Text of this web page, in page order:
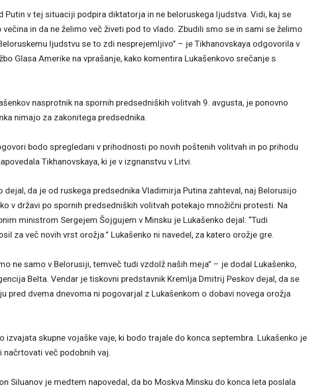
Putin v tej situaciji podpira diktatorja in ne beloruskega ljudstva. Vidi, kaj se
in da ne želimo več živeti pod to vlado. Zbudili smo se in sami se želimo
ljudstvu se to zdi nesprejemljivo” – je Tikhanovskaya odgovorila v
Glasa Amerike na vprašanje, kako komentira Lukašenkovo ​​srečanje s
nasprotnik na spornih predsedniških volitvah 9. avgusta, je ponovno
nimajo za zakonitega predsednika.
bodo spregledani v prihodnosti po novih poštenih volitvah in po prihodu
Tikhanovskaya, ki je v izgnanstvu v Litvi.
dejal, da je od ruskega predsednika Vladimirja Putina zahteval, naj Belorusijo
v državi po spornih predsedniških volitvah potekajo množični protesti. Na
ministrom Sergejem Šojgujem v Minsku je Lukašenko dejal: “Tudi
za več novih vrst orožja.” Lukašenko ni navedel, za katero orožje gre.
ne samo v Belorusiji, temveč tudi vzdolž naših meja” – je dodal Lukašenko,
Belta. Vendar je tiskovni predstavnik Kremlja Dmitrij Peskov dejal, da se
pred dvema dnevoma ni pogovarjal z Lukašenkom o dobavi novega orožja
izvajata skupne vojaške vaje, ki bodo trajale do konca septembra. Lukašenko je
načrtovati več podobnih vaj.
Siluanov je medtem napovedal, da bo Moskva Minsku do konca leta poslala